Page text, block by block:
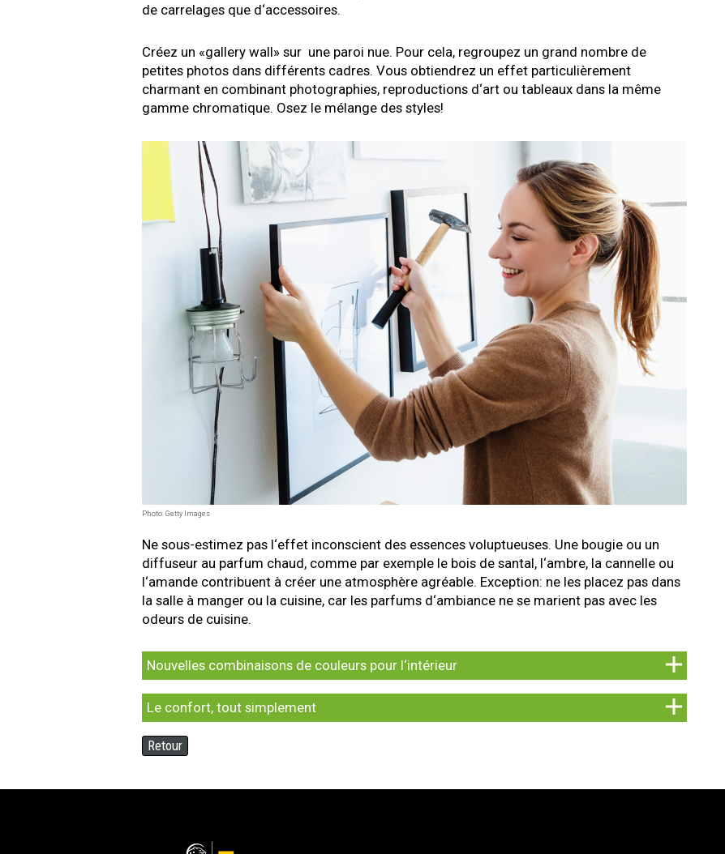
de carrelages que d‘accessoires.
Créez un «gallery wall» sur une paroi nue. Pour cela, regroupez un grand nombre de
petites photos dans différents cadres. Vous obtiendrez un effet particulièrement
charmant en combinant photographies, reproductions d‘art ou tableaux dans la même
gamme chromatique. Osez le mélange des styles!
Photo: Getty Images
Ne sous-estimez pas l‘effet inconscient des essences voluptueuses. Une bougie ou un
diffuseur au parfum chaud, comme par exemple le bois de santal, l‘ambre, la cannelle ou
l‘amande contribuent à créer une atmosphère agréable. Exception: ne les placez pas dans
la salle à manger ou la cuisine, car les parfums d‘ambiance ne se marient pas avec les
odeurs de cuisine.
Nouvelles combinaisons de couleurs pour l‘intérieur
Le confort, tout simplement
Retour